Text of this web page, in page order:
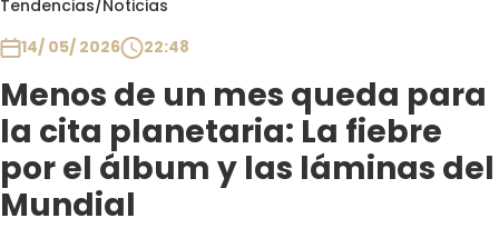
Tendencias/Noticias
14/ 05/ 2026
22:48
Menos de un mes queda para
la cita planetaria: La fiebre
por el álbum y las láminas del
Mundial
Club De La Comedia
Contigo en Directo
Plan Perfecto
El Tiempo
Sabingo
Todos Los Programas